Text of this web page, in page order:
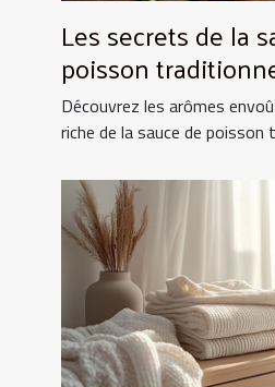
Les secrets de la
poisson
et ses utilisations
Découvrez les arômes
riche de la sauce de poisson